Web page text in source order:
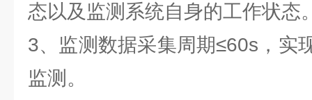
态以及监测系统自身的工作状态
3、监测数据采集周期≤60s，实
监测。